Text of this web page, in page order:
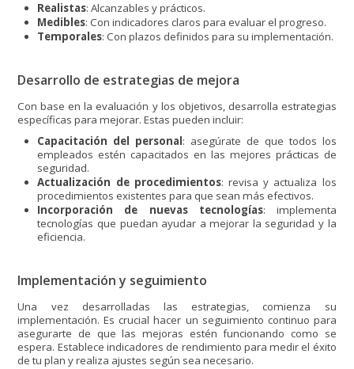
Realistas: Alcanzables y prácticos.
Medibles: Con indicadores claros para evaluar el progreso.
Temporales: Con plazos definidos para su implementación.
Desarrollo de estrategias de mejora
Con base en la evaluación y los objetivos, desarrolla estrategias
específicas para mejorar. Estas pueden incluir:
Capacitación del personal : asegúrate de que todos los
empleados estén capacitados en las mejores prácticas de
seguridad.
Actualización de procedimientos: revisa y actualiza los
procedimientos existentes para que sean más efectivos.
Incorporación de nuevas tecnologías: implementa
tecnologías que puedan ayudar a mejorar la seguridad y la
eficiencia.
Implementación y seguimiento
Una vez desarrolladas las estrategias, comienza su
implementación. Es crucial hacer un seguimiento continuo para
asegurarte de que las mejoras estén funcionando como se
espera. Establece indicadores de rendimiento para medir el éxito
de tu plan y realiza ajustes según sea necesario.